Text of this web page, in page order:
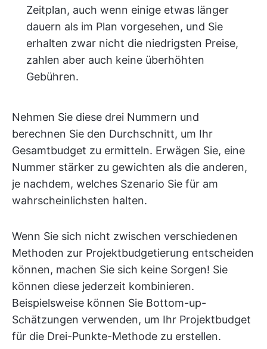
Zeitplan, auch wenn einige etwas länger
dauern als im Plan vorgesehen, und Sie
erhalten zwar nicht die niedrigsten Preise,
zahlen aber auch keine überhöhten
Gebühren.
Nehmen Sie diese drei Nummern und
berechnen Sie den Durchschnitt, um Ihr
Gesamtbudget zu ermitteln. Erwägen Sie, eine
Nummer stärker zu gewichten als die anderen,
je nachdem, welches Szenario Sie für am
wahrscheinlichsten halten.
Wenn Sie sich nicht zwischen verschiedenen
Methoden zur Projektbudgetierung entscheiden
können, machen Sie sich keine Sorgen! Sie
können diese jederzeit kombinieren.
Beispielsweise können Sie Bottom-up-
Schätzungen verwenden, um Ihr Projektbudget
für die Drei-Punkte-Methode zu erstellen.